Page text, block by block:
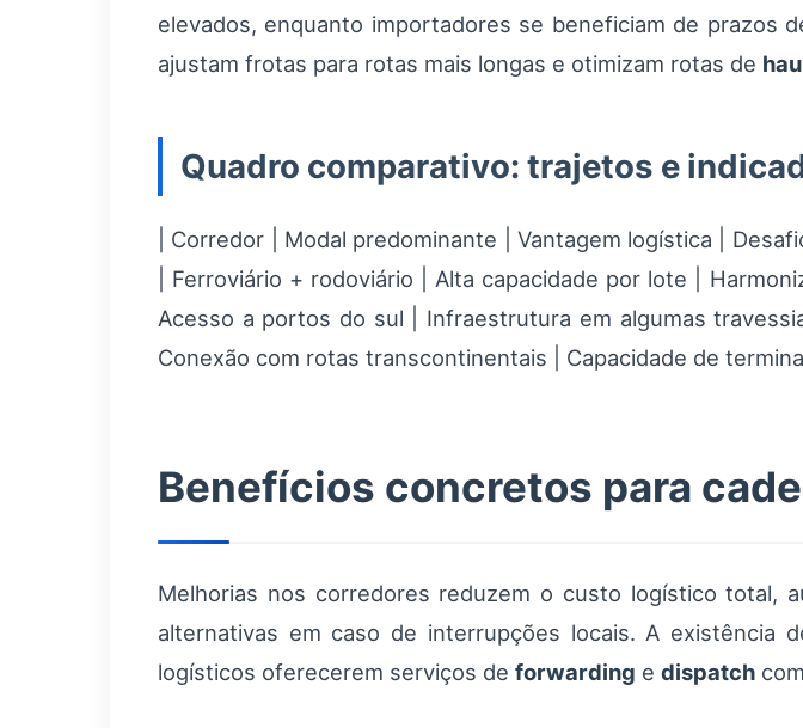
elevados, enquanto importadores se beneficiam de prazos
ajustam frotas para rotas mais longas e otimizam rotas de
Quadro comparativo: trajetos e
| Corredor | Modal predominante | Vantagem logística |
| Ferroviário + rodoviário | Alta capacidade por lote |
Acesso a portos do sul | Infraestrutura em algumas
Conexão com rotas transcontinentais | Capacidade de
Benefícios concretos para
Melhorias nos corredores reduzem o custo logístico total,
alternativas em caso de interrupções locais. A existência
logísticos oferecerem serviços de forwarding e dispatch